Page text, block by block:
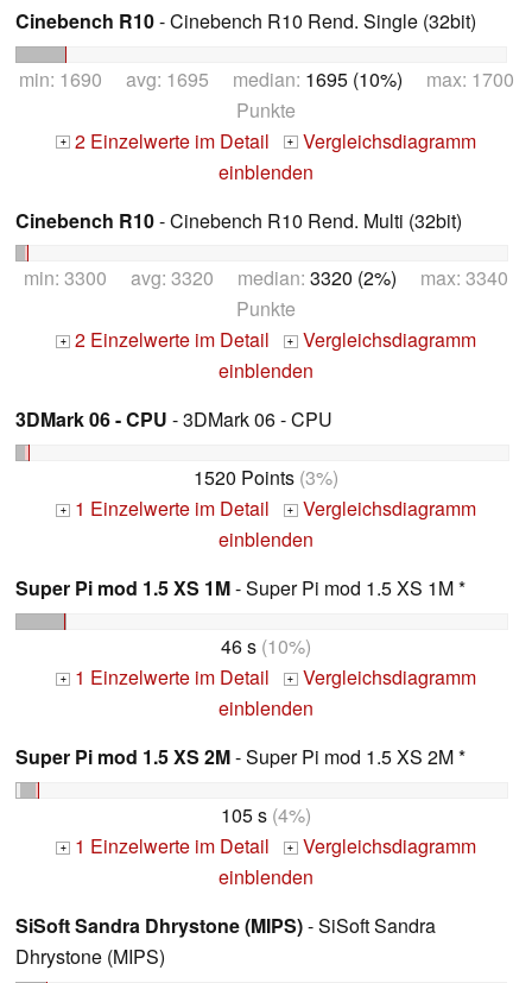
Cinebench R10- Cinebench R10 Rend. Single (32bit)
min: 1690 avg: 1695 median: 1695 (10%) max: 1700
Punkte
+ 2 Einzelwerte im Detail + Vergleichsdiagramm
einblenden
Cinebench R10- Cinebench R10 Rend. Multi (32bit)
min: 3300 avg: 3320 median: 3320 (2%) max: 3340
Punkte
+ 2 Einzelwerte im Detail + Vergleichsdiagramm
einblenden
3DMark 06 - CPU - 3DMark 06 - CPU
1520 Points (3%)
+ 1 Einzelwerte im Detail + Vergleichsdiagramm
einblenden
Super Pi mod 1.5 XS 1M- Super Pi mod 1.5 XS 1M *
46 s (10%)
+ 1 Einzelwerte im Detail + Vergleichsdiagramm
einblenden
Super Pi mod 1.5 XS 2M- Super Pi mod 1.5 XS 2M *
105 s (4%)
+ 1 Einzelwerte im Detail + Vergleichsdiagramm
einblenden
SiSoft Sandra Dhrystone (MIPS)- SiSoft Sandra
Dhrystone (MIPS)